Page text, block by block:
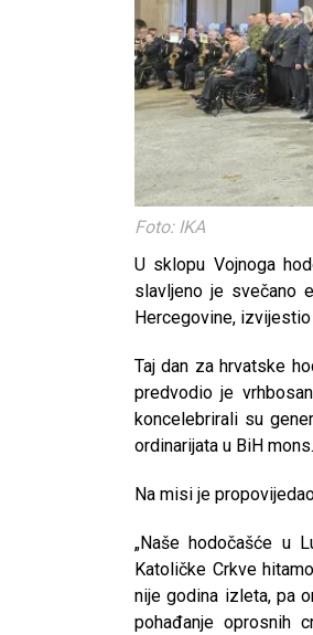
Foto: IKA
U sklopu Vojnoga
slavljeno je svečano
Hercegovine, izvijestio
Taj dan za hrvatske
predvodio je
koncelebrirali su
ordinarijata u BiH
Na misi je
„Naše hodočašće u
Katoličke Crkve
nije godina izleta, pa
pohađanje oprosnih